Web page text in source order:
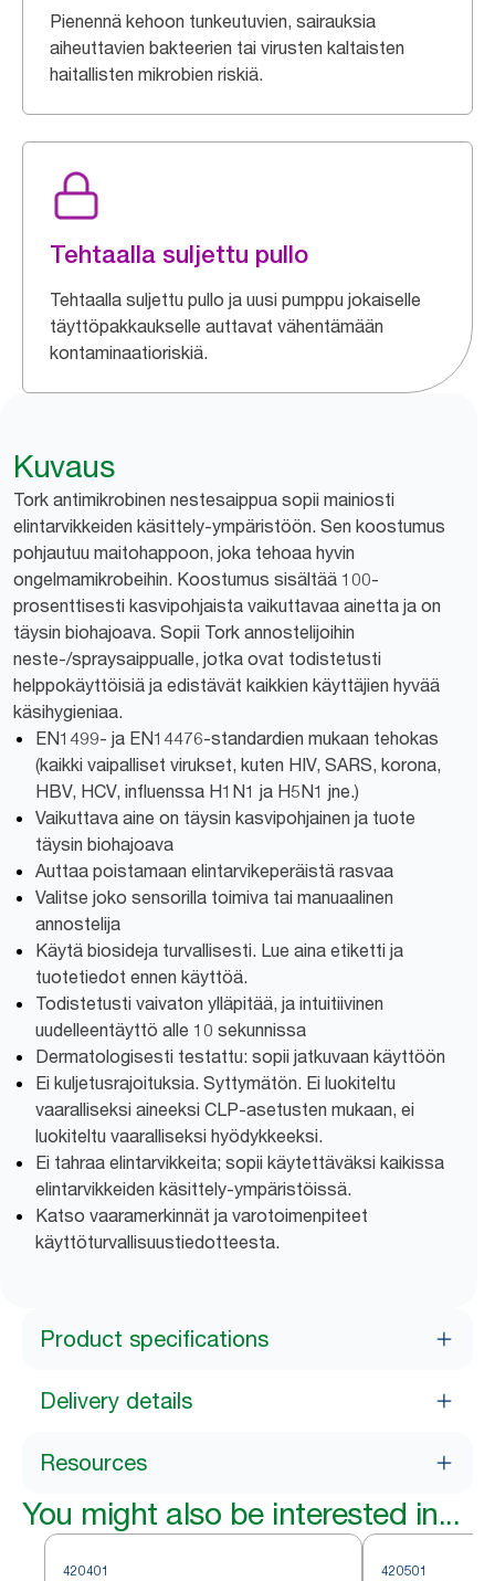
Pienennä kehoon tunkeutuvien, sairauksia
aiheuttavien bakteerien tai virusten kaltaisten
haitallisten mikrobien riskiä.
Tehtaalla suljettu pullo
Tehtaalla suljettu pullo ja uusi pumppu jokaiselle
täyttöpakkaukselle auttavat vähentämään
kontaminaatioriskiä.
Kuvaus
Tork antimikrobinen nestesaippua sopii mainiosti
elintarvikkeiden käsittely-ympäristöön. Sen koostumus
pohjautuu maitohappoon, joka tehoaa hyvin
ongelmamikrobeihin. Koostumus sisältää 100-
prosenttisesti kasvipohjaista vaikuttavaa ainetta ja on
täysin biohajoava. Sopii Tork annostelijoihin
neste-/spraysaippualle, jotka ovat todistetusti
helppokäyttöisiä ja edistävät kaikkien käyttäjien hyvää
käsihygieniaa.
EN1499- ja EN14476-standardien mukaan tehokas
(kaikki vaipalliset virukset, kuten HIV, SARS, korona,
HBV, HCV, influenssa H1N1 ja H5N1 jne.)
Vaikuttava aine on täysin kasvipohjainen ja tuote
täysin biohajoava
Auttaa poistamaan elintarvikeperäistä rasvaa
Valitse joko sensorilla toimiva tai manuaalinen
annostelija
Käytä biosideja turvallisesti. Lue aina etiketti ja
tuotetiedot ennen käyttöä.
Todistetusti vaivaton ylläpitää, ja intuitiivinen
uudelleentäyttö alle 10 sekunnissa
Dermatologisesti testattu: sopii jatkuvaan käyttöön
Ei kuljetusrajoituksia. Syttymätön. Ei luokiteltu
vaaralliseksi aineeksi CLP-asetusten mukaan, ei
luokiteltu vaaralliseksi hyödykkeeksi.
Ei tahraa elintarvikkeita; sopii käytettäväksi kaikissa
elintarvikkeiden käsittely-ympäristöissä.
Katso vaaramerkinnät ja varotoimenpiteet
käyttöturvallisuustiedotteesta.
Product specifications
Delivery details
Resources
You might also be interested in...
420401 420501